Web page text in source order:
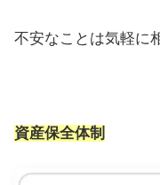
不安なことは気軽に
資産保全体制